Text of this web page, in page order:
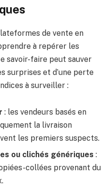
de vente en
à repérer les
savoir-faire peut sauver
surprises et d’une perte
à surveiller :
: les vendeurs basés en
la livraison
les premiers suspects.
ou clichés génériques :
collées provenant du